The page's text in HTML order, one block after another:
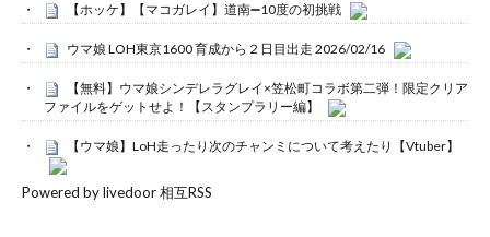
【ホッケ】【マコガレイ】道南➖10度の初挑戦
ウマ娘 LOH東京1600 育成から２日目出走 2026/02/16
【無料】ウマ娘シンデレラグレイ×笠松町コラボ第二弾！限定クリア
ファイルをゲットせよ！【スタンプラリー編】
【ウマ娘】LoH走ったり次のチャンミについて考えたり【Vtuber】
Powered by livedoor 相互RSS